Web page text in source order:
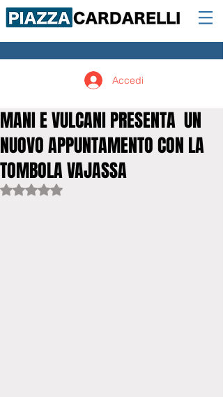
Accedi
MANI E VULCANI PRESENTA UN
NUOVO APPUNTAMENTO CON LA
TOMBOLA VAJASSA
Valutazione NaN stelle su 5.